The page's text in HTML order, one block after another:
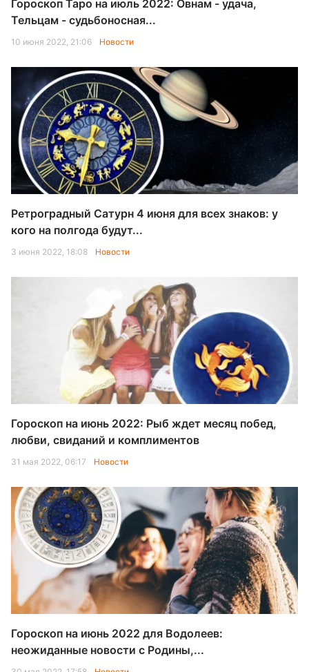
Гороскоп Таро на июль 2022: Овнам - удача,
Тельцам - судьбоносная...
10 июня 2022, 21:06 Новости
Ретроградный Сатурн 4 июня для всех знаков: у
кого на полгода будут...
3 июня 2022, 18:08 Новости
Гороскоп на июнь 2022: Рыб ждет месяц побед,
любви, свиданий и комплиментов
31 мая 2022, 06:17 Новости
Гороскоп на июнь 2022 для Водолеев:
неожиданные новости с Родины,...